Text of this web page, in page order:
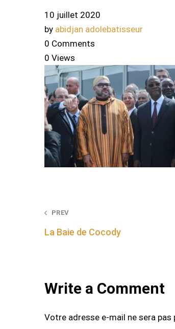
10 juillet 2020
by abidjan adolebatisseur
0 Comments
0 Views
Post
navigation
PREV
La Baie de Cocody
Write a Comment
Votre adresse e-mail ne sera pas